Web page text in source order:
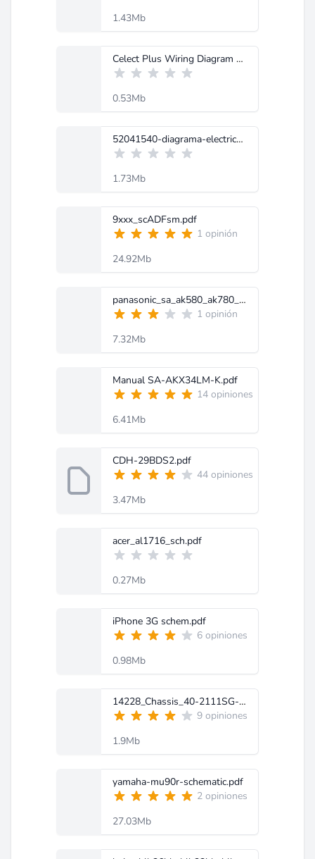
1.43Mb
Celect Plus Wiring Diagram Cummins.jpg
0.53Mb
52041540-diagrama-electrico-navistar.pdf
1.73Mb
9xxx_scADFsm.pdf
1 opinión
24.92Mb
panasonic_sa_ak580_ak780_ak980pu.pdf
1 opinión
7.32Mb
Manual SA-AKX34LM-K.pdf
14 opiniones
6.41Mb
CDH-29BDS2.pdf
44 opiniones
3.47Mb
acer_al1716_sch.pdf
0.27Mb
iPhone 3G schem.pdf
6 opiniones
0.98Mb
14228_Chassis_40-2111SG-MAI1X_Manual_de_servicio.pdf
9 opiniones
1.9Mb
yamaha-mu90r-schematic.pdf
2 opiniones
27.03Mb